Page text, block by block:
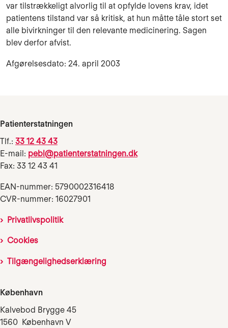
var tilstrækkeligt alvorlig til at opfylde lovens krav, idet
patientens tilstand var så kritisk, at hun måtte tåle stort set
alle bivirkninger til den relevante medicinering. Sagen
blev derfor afvist.
Afgørelsesdato: 24. april 2003
Patienterstatningen
Tlf.: 33 12 43 43
E-mail: pebl@patienterstatningen.dk
Fax: 33 12 43 41
EAN-nummer: 5790002316418
CVR-nummer: 16027901
Privatlivspolitik
Cookies
Tilgængelighedserklæring
København
Kalvebod Brygge 45
1560 København V